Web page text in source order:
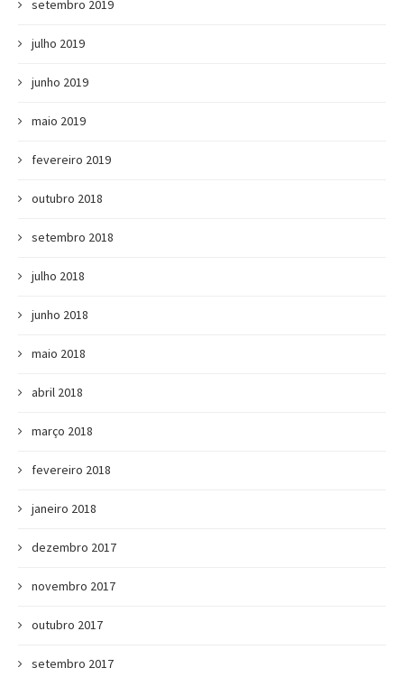
setembro 2019
julho 2019
junho 2019
maio 2019
fevereiro 2019
outubro 2018
setembro 2018
julho 2018
junho 2018
maio 2018
abril 2018
março 2018
fevereiro 2018
janeiro 2018
dezembro 2017
novembro 2017
outubro 2017
setembro 2017